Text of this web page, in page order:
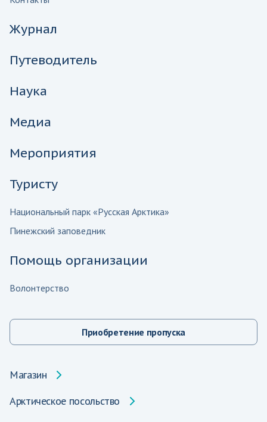
Журнал
Путеводитель
Наука
Медиа
Мероприятия
Туристу
Национальный парк «Русская Арктика»
Пинежский заповедник
Помощь организации
Волонтерство
Приобретение пропуска
Магазин
Арктическое посольство